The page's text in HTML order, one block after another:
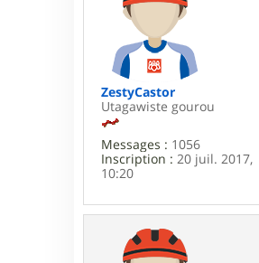
t
e
T
e
t
a
r
a
ZestyCastor
Utagawiste gourou
Messages : 1056
Inscription : 20 juil. 2017,
10:20